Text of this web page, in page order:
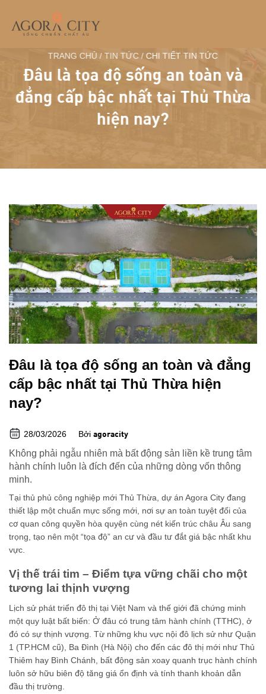
content
TRANG CHỦ / TIN TỨC / CHI TIẾT TIN TỨC
Đâu là tọa độ sống an toàn và
đẳng cấp bậc nhất tại Thủ Thừa
hiện nay?
Đâu là tọa độ sống an toàn và đẳng
cấp bậc nhất tại Thủ Thừa hiện
nay?
28/03/2026 Bởi agoracity
Không phải ngẫu nhiên mà bất động sản liền kề trung tâm
hành chính luôn là đích đến của những dòng vốn thông
minh.
Tại thủ phủ công nghiệp mới Thủ Thừa, dự án Agora City đang
thiết lập một chuẩn mực sống mới, nơi sự an toàn tuyệt đối của
cơ quan công quyền hòa quyện cùng nét kiến trúc châu Âu sang
trọng, tạo nên một “tọa độ” an cư và đầu tư đắt giá bậc nhất khu
vực.
Vị thế trái tim – Điểm tựa vững chãi cho một
tương lai thịnh vượng
Lịch sử phát triển đô thị tại Việt Nam và thế giới đã chứng minh
một quy luật bất biến: Ở đâu có trung tâm hành chính (TTHC), ở
đó có sự thịnh vượng. Từ những khu vực nội đô lịch sử như Quận
1 (TP.HCM cũ), Ba Đình (Hà Nội) cho đến các đô thị mới như Thủ
Thiêm hay Bình Chánh, bất động sản xoay quanh trục hành chính
luôn sở hữu biên độ tăng giá ổn định và tính thanh khoản dẫn
đầu thị trường.